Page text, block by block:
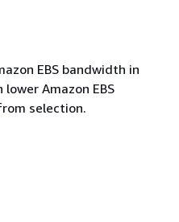
EBS bandwidth in
Amazon EBS
selection.